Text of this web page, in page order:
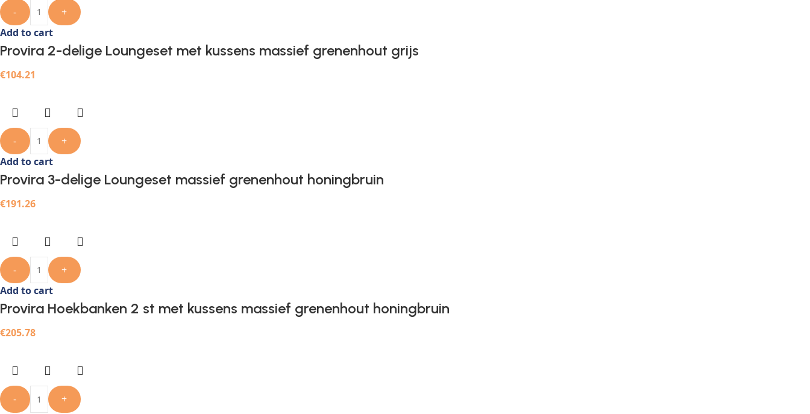
-
+
Add to cart
Provira 2-delige Loungeset met kussens massief grenenhout grijs
€104.21
-
+
Add to cart
Provira 3-delige Loungeset massief grenenhout honingbruin
€191.26
-
+
Add to cart
Provira Hoekbanken 2 st met kussens massief grenenhout honingbruin
€205.78
-
+